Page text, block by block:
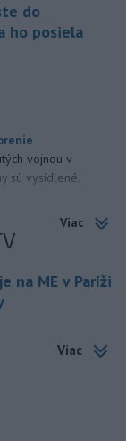
do
ho posiela
vojnou v
sú vysídlené.
Viac
na ME v Paríži
Viac